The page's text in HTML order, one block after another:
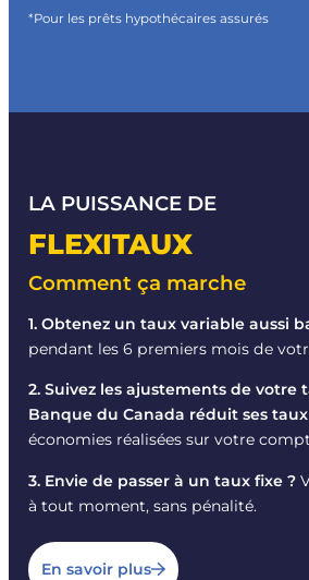
*Pour les prêts hypothécaires assurés
LA PUISSANCE DE
FLEXITAUX
Comment ça marche
1. Obtenez un taux variable aussi
pendant les 6 premiers mois de
2. Suivez les ajustements de votre
Banque du Canada réduit ses taux
économies réalisées sur votre
3. Envie de passer à un taux fixe ?
à tout moment, sans pénalité.
En savoir plus